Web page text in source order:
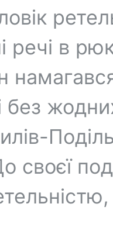
речі в
без
своєї